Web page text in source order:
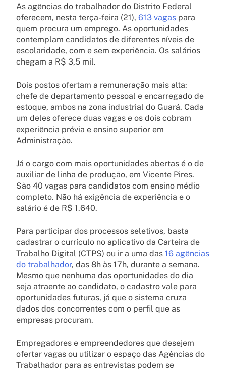
As agências do trabalhador do Distrito Federal
oferecem, nesta terça-feira (21), 613 vagas para
quem procura um emprego. As oportunidades
contemplam candidatos de diferentes níveis de
escolaridade, com e sem experiência. Os salários
chegam a R$ 3,5 mil.
Dois postos ofertam a remuneração mais alta:
chefe de departamento pessoal e encarregado de
estoque, ambos na zona industrial do Guará. Cada
um deles oferece duas vagas e os dois cobram
experiência prévia e ensino superior em
Administração.
Já o cargo com mais oportunidades abertas é o de
auxiliar de linha de produção, em Vicente Pires.
São 40 vagas para candidatos com ensino médio
completo. Não há exigência de experiência e o
salário é de R$ 1.640.
Para participar dos processos seletivos, basta
cadastrar o currículo no aplicativo da Carteira de
Trabalho Digital (CTPS) ou ir a uma das 16 agências
do trabalhador, das 8h às 17h, durante a semana.
Mesmo que nenhuma das oportunidades do dia
seja atraente ao candidato, o cadastro vale para
oportunidades futuras, já que o sistema cruza
dados dos concorrentes com o perfil que as
empresas procuram.
Empregadores e empreendedores que desejem
ofertar vagas ou utilizar o espaço das Agências do
Trabalhador para as entrevistas podem se